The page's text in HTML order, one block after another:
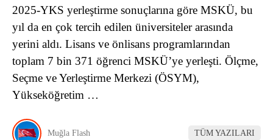
2025-YKS yerleştirme sonuçlarına göre MSKÜ, bu
yıl da en çok tercih edilen üniversiteler arasında
yerini aldı. Lisans ve önlisans programlarından
toplam 7 bin 371 öğrenci MSKÜ’ye yerleşti. Ölçme,
Seçme ve Yerleştirme Merkezi (ÖSYM),
Yükseköğretim …
Muğla Flash TÜM YAZILARI